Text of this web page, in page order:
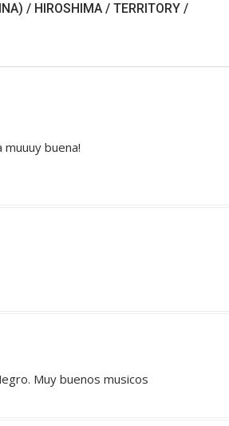
/ HIROSHIMA / TERRITORY /
buena!
Muy buenos musicos